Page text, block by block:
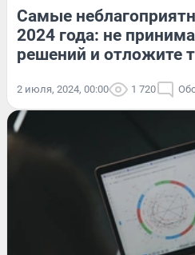
Самые
2024 года: не
решений и отложите
2 июля, 2024, 00:00 1 720